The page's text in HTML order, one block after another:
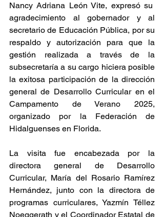
Nancy Adriana León Vite, expresó su
agradecimiento al gobernador y al
secretario de Educación Pública, por su
respaldo y autorización para que la
gestión realizada a través de la
subsecretaría a su cargo hiciera posible
la exitosa participación de la dirección
general de Desarrollo Curricular en el
Campamento de Verano 2025,
organizado por la Federación de
Hidalguenses en Florida.
La visita fue encabezada por la
directora general de Desarrollo
Curricular, María del Rosario Ramírez
Hernández, junto con la directora de
programas curriculares, Yazmín Téllez
Noeggerath y el Coordinador Estatal de